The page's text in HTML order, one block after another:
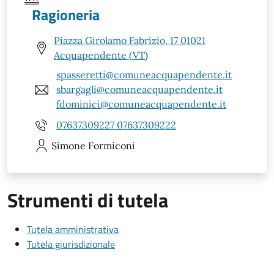
Ragioneria
Piazza Girolamo Fabrizio, 17 01021
Acquapendente (VT)
spasseretti@comuneacquapendente.it
sbargagli@comuneacquapendente.it
fdominici@comuneacquapendente.it
07637309227 07637309222
Simone Formiconi
Strumenti di tutela
Tutela amministrativa
Tutela giurisdizionale